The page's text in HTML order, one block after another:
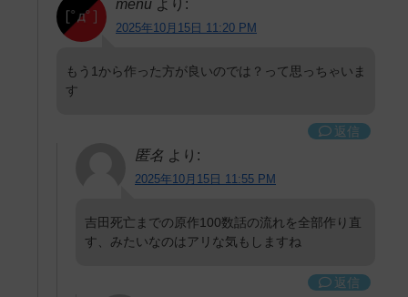
menu より:
2025年10月15日 11:20 PM
もう1から作った方が良いのでは？って思っちゃいま
す
返信
匿名 より:
2025年10月15日 11:55 PM
吉田死亡までの原作100数話の流れを全部作り直
す、みたいなのはアリな気もしますね
返信